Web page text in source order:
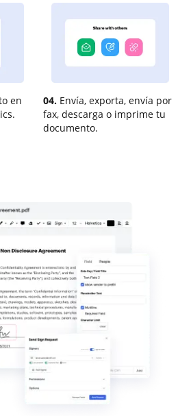
en
04. Envía, exporta, envía por
fax, descarga o imprime tu
documento.